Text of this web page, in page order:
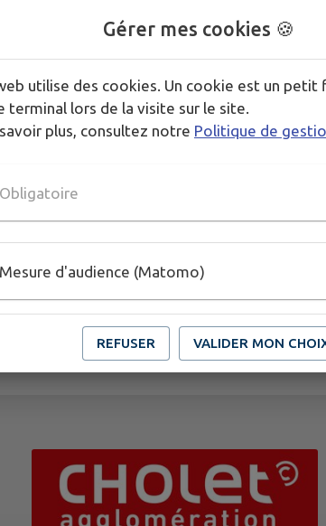
Gérer mes cookies 🍪
utilise des cookies. Un cookie est un petit
terminal lors de la visite sur le site.
plus, consultez notre Politique de
Obligatoire
Mesure d'audience (Matomo)
REFUSER VALIDER MON